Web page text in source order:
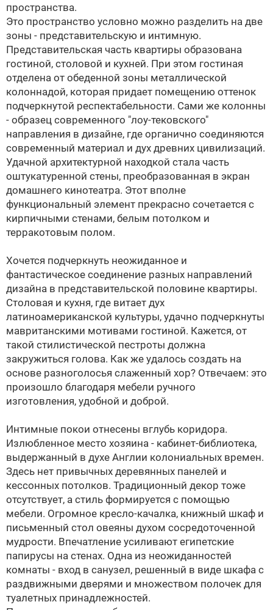
пространства.
Это пространство условно можно разделить на две
зоны - представительскую и интимную.
Представительская часть квартиры образована
гостиной, столовой и кухней. При этом гостиная
отделена от обеденной зоны металлической
колоннадой, которая придает помещению оттенок
подчеркнутой респектабельности. Сами же колонны
- образец современного "лоу-тековского"
направления в дизайне, где органично соединяются
современный материал и дух древних цивилизаций.
Удачной архитектурной находкой стала часть
оштукатуренной стены, преобразованная в экран
домашнего кинотеатра. Этот вполне
функциональный элемент прекрасно сочетается с
кирпичными стенами, белым потолком и
терракотовым полом.
Хочется подчеркнуть неожиданное и
фантастическое соединение разных направлений
дизайна в представительской половине квартиры.
Столовая и кухня, где витает дух
латиноамериканской культуры, удачно подчеркнуты
мавританскими мотивами гостиной. Кажется, от
такой стилистической пестроты должна
закружиться голова. Как же удалось создать на
основе разноголосья слаженный хор? Отвечаем: это
произошло благодаря мебели ручного
изготовления, удобной и доброй.
Интимные покои отнесены вглубь коридора.
Излюбленное место хозяина - кабинет-библиотека,
выдержанный в духе Англии колониальных времен.
Здесь нет привычных деревянных панелей и
кессонных потолков. Традиционный декор тоже
отсутствует, а стиль формируется с помощью
мебели. Огромное кресло-качалка, книжный шкаф и
письменный стол овеяны духом сосредоточенной
мудрости. Впечатление усиливают египетские
папирусы на стенах. Одна из неожиданностей
комнаты - вход в санузел, решенный в виде шкафа с
раздвижными дверями и множеством полочек для
туалетных принадлежностей.